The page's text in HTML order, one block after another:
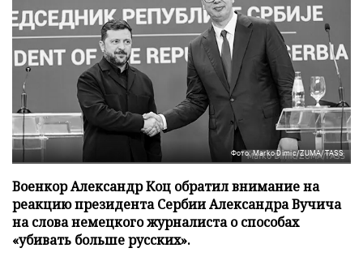
Фото: Marko Dimic/ZUMA/TASS
Военкор Александр Коц обратил внимание на
реакцию президента Сербии Александра Вучича
на слова немецкого журналиста о способах
«убивать больше русских».